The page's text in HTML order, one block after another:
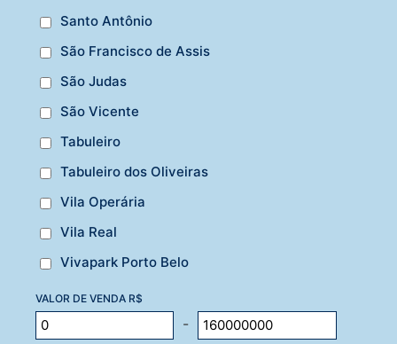
Santo Antônio
São Francisco de Assis
São Judas
São Vicente
Tabuleiro
Tabuleiro dos Oliveiras
Vila Operária
Vila Real
Vivapark Porto Belo
VALOR DE VENDA R$
-